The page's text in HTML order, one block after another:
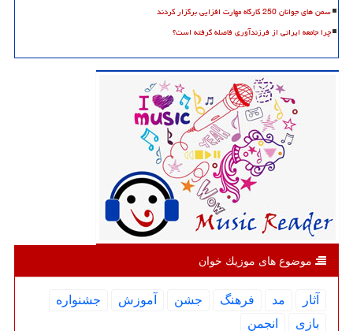
سمن های جوانان 250 کارگاه مهارت افزایی برگزار کردند
چرا جامعه ایرانی از فرزندآوری فاصله گرفته است؟
موضوع های موزیك خوان
آثار مد فرهنگ جشن آموزش
جشنواره
بازی
انجمن